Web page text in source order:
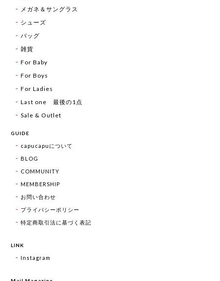
メガネ＆サングラス
シューズ
バッグ
雑貨
For Baby
For Boys
For Ladies
Last one 最後の1点
Sale & Outlet
GUIDE
capucapuについて
BLOG
COMMUNITY
MEMBERSHIP
お問い合わせ
プライバシーポリシー
特定商取引法に基づく表記
LINK
Instagram